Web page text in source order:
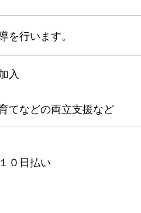
行います。
入
てなどの両立支援など
０日払い